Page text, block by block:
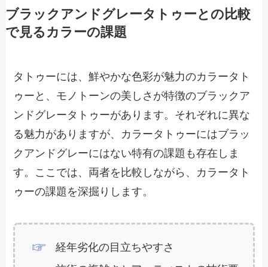
ブラックアンドグレータトゥーとの比較
で見るカラーの課題
タトゥーには、鮮やかな色彩が魅力のカラータト
ゥーと、モノトーンの美しさが特徴のブラックア
ンドグレータトゥーがあります。それぞれに異な
る魅力がありますが、カラータトゥーにはブラッ
クアンドグレーにはない特有の課題も存在しま
す。ここでは、両者を比較しながら、カラータト
ゥーの課題を深掘りします。
経年劣化の目立ちやすさ